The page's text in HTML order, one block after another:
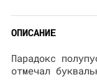
ОПИСАНИЕ
Парадокс
отмечал